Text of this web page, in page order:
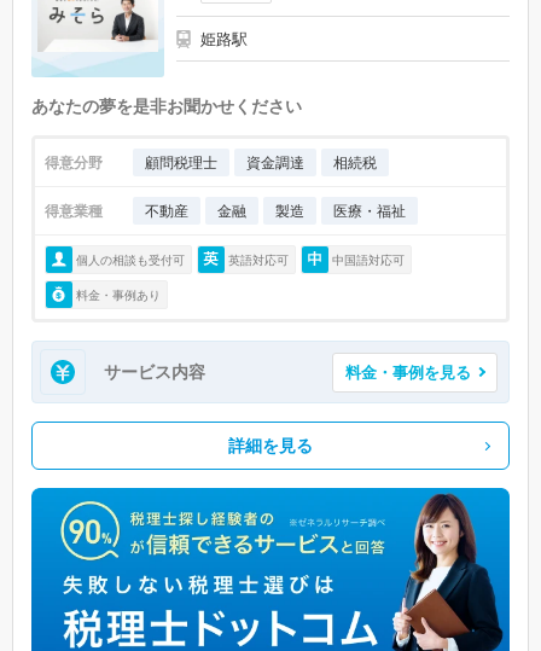
姫路駅
あなたの夢を是非お聞かせください
得意分野 顧問税理士 資金調達 相続税
得意業種 不動産 金融 製造 医療・福祉
個人の相談も受付可 英語対応可 中国語対応可
料金・事例あり
サービス内容 料金・事例を見る
詳細を見る